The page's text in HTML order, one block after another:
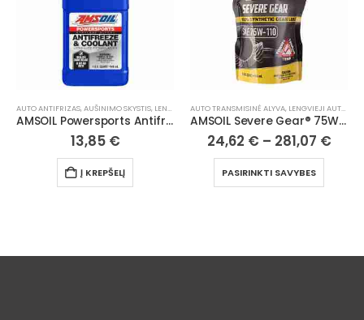
AUTO ANTIFRIZAS, AUŠINIMO SKYSTIS, LENGVIEJI AUTOMOBILIAI
AMSOIL Powersports Antifreeze & Coolant | 1 qt
13,85 €
Į KREPŠELĮ
AUTO TRANSMISINĖ ALYVA, LENGVIEJI AUTOMOBILIAI
AMSOIL Severe Gear® 75W110 100% Synthetic Gear Lube
24,62 € – 281,07 €
PASIRINKTI SAVYBES